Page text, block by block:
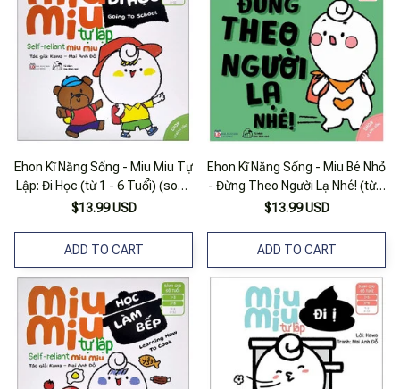
Ehon Kĩ Năng Sống - Miu Miu Tự
Lập: Đi Học (từ 1 - 6 Tuổi) (song
Ngữ Anh - Việt)
$13.99 USD
ADD TO CART
Ehon Kĩ Năng Sống - Miu Bé Nhỏ
- Đừng Theo Người Lạ Nhé! (từ 1
- 6 Tuổi)
$13.99 USD
ADD TO CART